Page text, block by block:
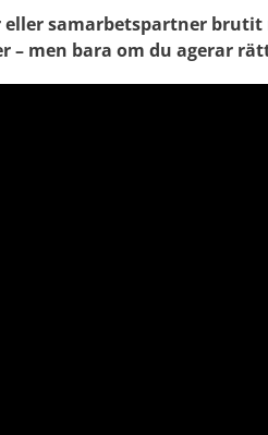
samarbetspartner
– men bara om du agerar